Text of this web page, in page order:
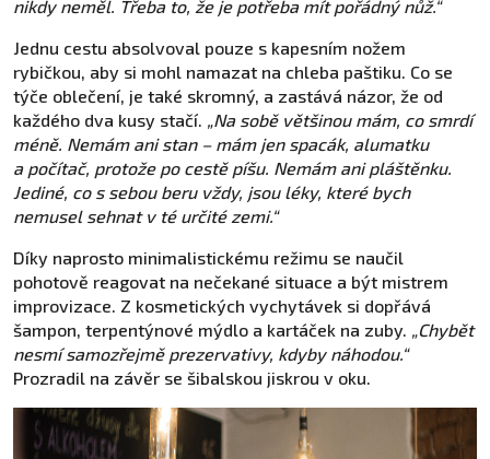
nikdy neměl. Třeba to, že je potřeba mít pořádný nůž.“
Jednu cestu absolvoval pouze s kapesním nožem
rybičkou, aby si mohl namazat na chleba paštiku. Co se
týče oblečení, je také skromný, a zastává názor, že od
každého dva kusy stačí. „Na sobě většinou mám, co smrdí
méně. Nemám ani stan – mám jen spacák, alumatku
a počítač, protože po cestě píšu. Nemám ani pláštěnku.
Jediné, co s sebou beru vždy, jsou léky, které bych
nemusel sehnat v té určité zemi.“
Díky naprosto minimalistickému režimu se naučil
pohotově reagovat na nečekané situace a být mistrem
improvizace. Z kosmetických vychytávek si dopřává
šampon, terpentýnové mýdlo a kartáček na zuby. „Chybět
nesmí samozřejmě prezervativy, kdyby náhodou.“
Prozradil na závěr se šibalskou jiskrou v oku.